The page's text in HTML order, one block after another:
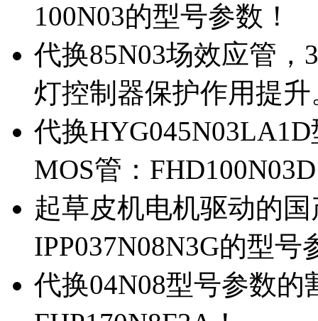
100N03的型号参数！
代换85N03场效应管
灯控制器保护作用提升
代换
MOS管：
起草皮机电机驱动的
IPP037N08N3G的型号
代换04N08型号参数